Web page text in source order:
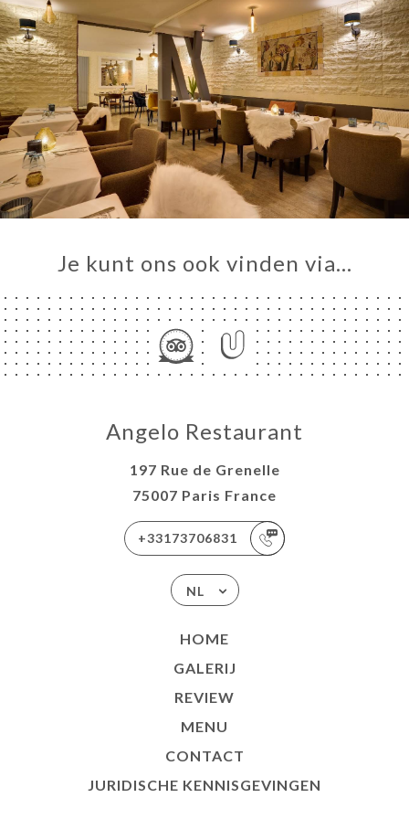
Je kunt ons ook vinden via…
Angelo Restaurant
197 Rue de Grenelle
75007 Paris France
+33173706831
NL
HOME
GALERIJ
REVIEW
MENU
CONTACT
JURIDISCHE KENNISGEVINGEN